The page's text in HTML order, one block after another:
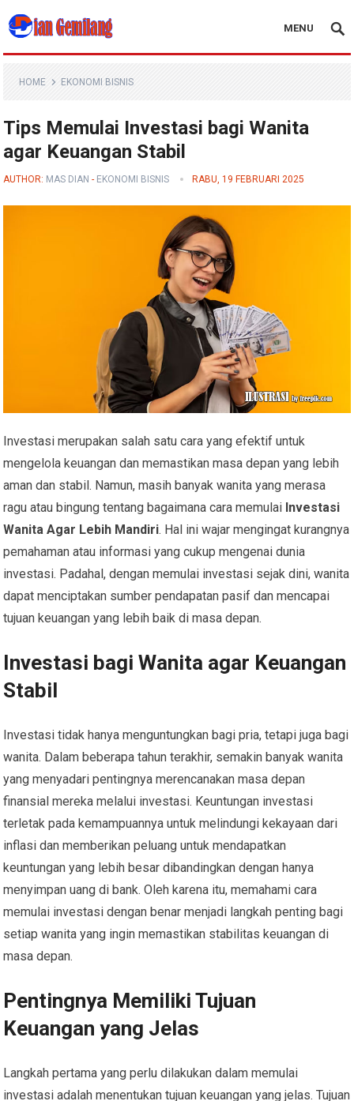
Blog Dian Gemilang
MENU
HOME EKONOMI BISNIS
Tips Memulai Investasi bagi Wanita
agar Keuangan Stabil
AUTHOR: MAS DIAN - EKONOMI BISNIS RABU, 19 FEBRUARI 2025
Investasi merupakan salah satu cara yang efektif untuk
mengelola keuangan dan memastikan masa depan yang lebih
aman dan stabil. Namun, masih banyak wanita yang merasa
ragu atau bingung tentang bagaimana cara memulai Investasi
Wanita Agar Lebih Mandiri. Hal ini wajar mengingat kurangnya
pemahaman atau informasi yang cukup mengenai dunia
investasi. Padahal, dengan memulai investasi sejak dini, wanita
dapat menciptakan sumber pendapatan pasif dan mencapai
tujuan keuangan yang lebih baik di masa depan.
Investasi bagi Wanita agar Keuangan
Stabil
Investasi tidak hanya menguntungkan bagi pria, tetapi juga bagi
wanita. Dalam beberapa tahun terakhir, semakin banyak wanita
yang menyadari pentingnya merencanakan masa depan
finansial mereka melalui investasi. Keuntungan investasi
terletak pada kemampuannya untuk melindungi kekayaan dari
inflasi dan memberikan peluang untuk mendapatkan
keuntungan yang lebih besar dibandingkan dengan hanya
menyimpan uang di bank. Oleh karena itu, memahami cara
memulai investasi dengan benar menjadi langkah penting bagi
setiap wanita yang ingin memastikan stabilitas keuangan di
masa depan.
Pentingnya Memiliki Tujuan
Keuangan yang Jelas
Langkah pertama yang perlu dilakukan dalam memulai
investasi adalah menentukan tujuan keuangan yang jelas. Tujuan